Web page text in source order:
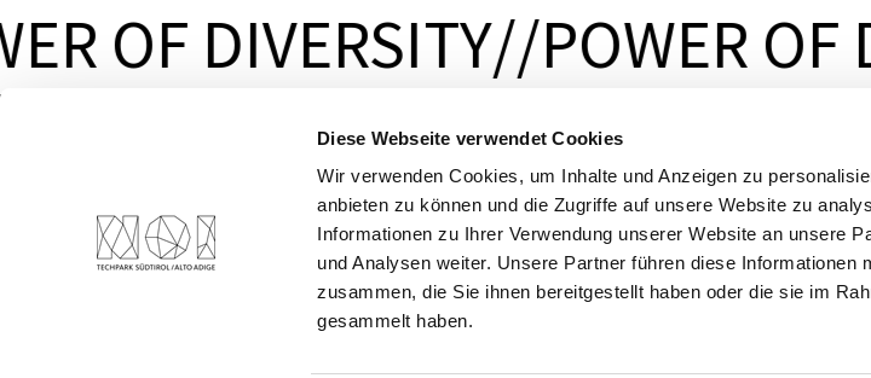
Diese Webseite verwendet Cookies
Wir verwenden Cookies, um Inhalte und Anzeigen zu
anbieten zu können und die Zugriffe auf unsere Website zu
Informationen zu Ihrer Verwendung unserer Website an unsere
und Analysen weiter. Unsere Partner führen diese Informationen
zusammen, die Sie ihnen bereitgestellt haben oder die sie im
gesammelt haben.
OF DIVERSITY//POWER OF
39100
Bozen/Südtirol
NOI AG
MwSt.Nr.
02595720216
+39 0471 066600
info@noi.bz.it
Für Unternehmen
Für Start-ups
FürForschende
Fürdie Öffentlichkeit